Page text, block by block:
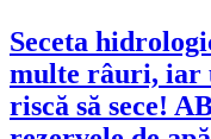
Seceta
multe râuri, iar
riscă să sece!